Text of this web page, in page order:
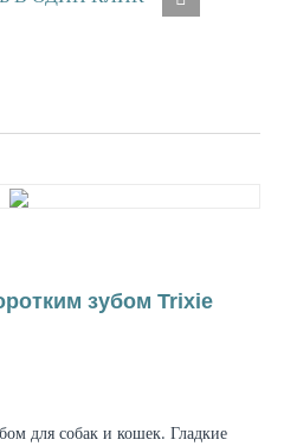
зубом Trixie
для собак и кошек. Гладкие